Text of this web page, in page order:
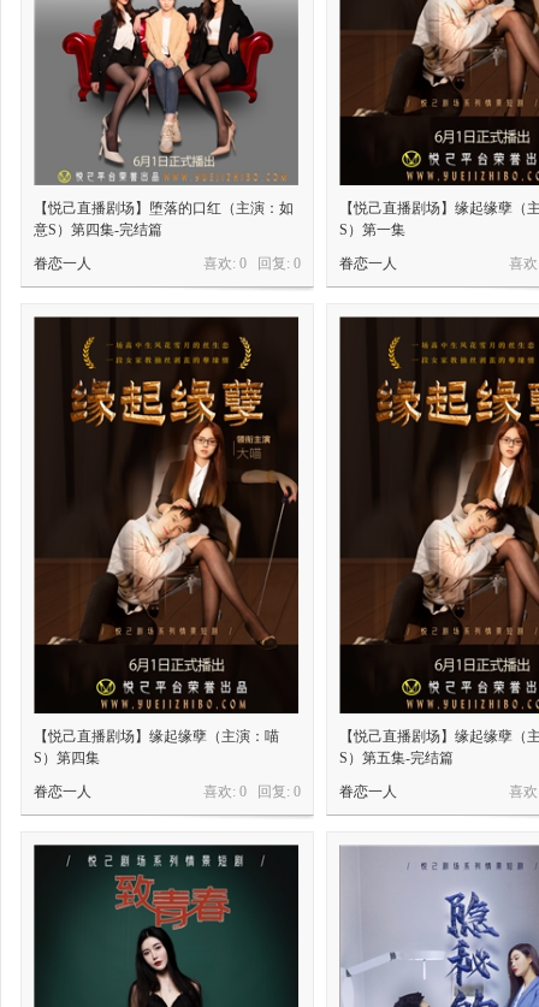
【悦己直播剧场】堕落的口红（主演：如
意S）第四集-完结篇
喜欢: 0 回复: 0
眷恋一人
【悦己直播剧场】缘起缘孽（
S）第一集
喜
眷恋一人
【悦己直播剧场】缘起缘孽（主演：喵
S）第四集
喜欢: 0 回复: 0
眷恋一人
【悦己直播剧场】缘起缘孽（
S）第五集-完结篇
喜
眷恋一人